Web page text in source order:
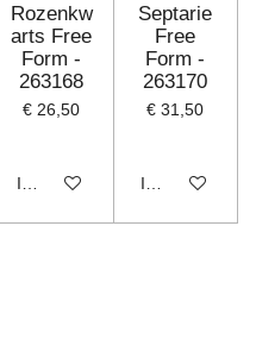
Rozenkw
arts Free
Form -
263168
€ 26,50
In winkelwagen
Septarie
Free
Form -
263170
€ 31,50
In winkelwagen